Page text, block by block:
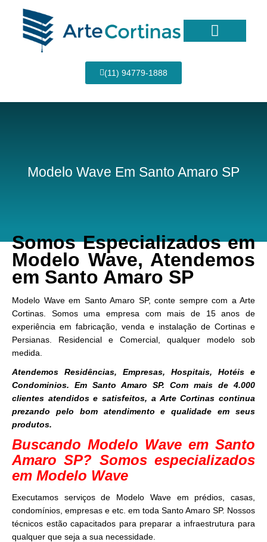
conteúdo
(11) 94779-1888
Modelo Wave Em Santo Amaro SP
Somos Especializados em
Modelo Wave, Atendemos
em Santo Amaro SP
Modelo Wave em Santo Amaro SP, conte sempre com a Arte
Cortinas. Somos uma empresa com mais de 15 anos de
experiência em fabricação, venda e instalação de Cortinas e
Persianas. Residencial e Comercial, qualquer modelo sob
medida.
Atendemos Residências, Empresas, Hospitais, Hotéis e
Condominios. Em Santo Amaro SP. Com mais de 4.000
clientes atendidos e satisfeitos, a Arte Cortinas continua
prezando pelo bom atendimento e qualidade em seus
produtos.
Buscando Modelo Wave em Santo
Amaro SP? Somos especializados
em Modelo Wave
Executamos serviços de Modelo Wave em prédios, casas,
condomínios, empresas e etc. em toda Santo Amaro SP. Nossos
técnicos estão capacitados para preparar a infraestrutura para
qualquer que seja a sua necessidade.